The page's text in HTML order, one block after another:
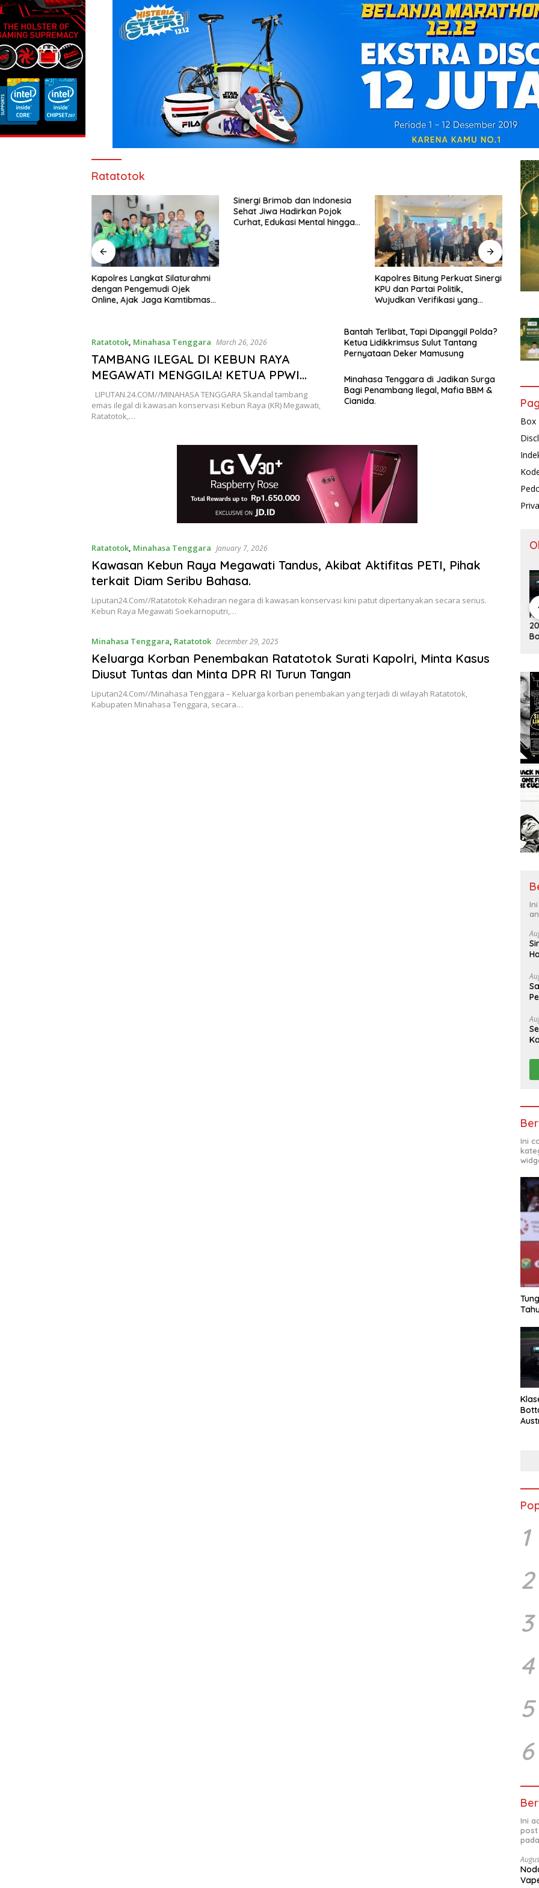
Ratatotok
Kapolres Langkat Silaturahmi
dengan Pengemudi Ojek
Online, Ajak Jaga Kamtibmas
Sinergi Brimob dan Indonesia
Sehat Jiwa Hadirkan Pojok
Curhat, Edukasi Mental hingga
Kapolres Bitung Perkuat Sinergi
KPU dan Partai Politik,
Wujudkan Verifikasi yang
Ratatotok, Minahasa Tenggara March 26, 2026
TAMBANG ILEGAL DI KEBUN RAYA
MEGAWATI MENGGILA! KETUA PPWI
SULUT DESAK MABES POLRI SERET CIE
DEDE KE PENJARA, BONGKAR
JARINGAN BEKING HINGGA KE AKAR
LIPUTAN.24.COM//MINAHASA TENGGARA Skandal tambang
emas ilegal di kawasan konservasi Kebun Raya (KR) Megawati,
Ratatotok,…
Bantah Terlibat, Tapi Dipanggil Polda?
Ketua Lidikkrimsus Sulut Tantang
Pernyataan Deker Mamusung
Minahasa Tenggara di Jadikan Surga
Bagi Penambang Ilegal, Mafia BBM &
Cianida.
Ratatotok, Minahasa Tenggara January 7, 2026
Kawasan Kebun Raya Megawati Tandus, Akibat Aktifitas PETI, Pihak
terkait Diam Seribu Bahasa.
Liputan24.Com//Ratatotok Kehadiran negara di kawasan konservasi kini patut dipertanyakan secara serius.
Kebun Raya Megawati Soekarnoputri,…
Minahasa Tenggara, Ratatotok December 29, 2025
Keluarga Korban Penembakan Ratatotok Surati Kapolri, Minta Kasus
Diusut Tuntas dan Minta DPR RI Turun Tangan
Liputan24.Com//Minahasa Tenggara – Keluarga korban penembakan yang terjadi di wilayah Ratatotok,
Kabupaten Minahasa Tenggara, secara…
Box
Tontowi
Sabet Gelar
Juara Dunia
Kedua
Pergantian
Mengantar
Indonesia
ke Semifinal
Tunggal
Gelar All
England 25
Tahun, Ini
Saran Untuk
dkk
Bottas
Menangi GP
Australia
Juara Dunia
Kedua
Indonesia
ke Semifinal
Tahun, Ini
dkk
Ini
1
2
3
4
5
6
Ini
post